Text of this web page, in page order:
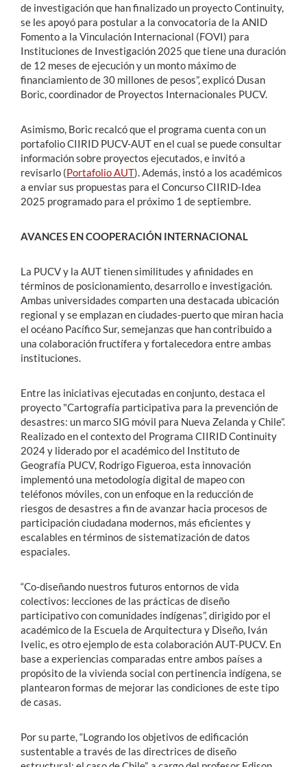
de investigación que han finalizado un proyecto Continuity,
se les apoyó para postular a la convocatoria de la ANID
Fomento a la Vinculación Internacional (FOVI) para
Instituciones de Investigación 2025 que tiene una duración
de 12 meses de ejecución y un monto máximo de
financiamiento de 30 millones de pesos”, explicó Dusan
Boric, coordinador de Proyectos Internacionales PUCV.
Asimismo, Boric recalcó que el programa cuenta con un
portafolio CIIRID PUCV-AUT en el cual se puede consultar
información sobre proyectos ejecutados, e invitó a
revisarlo (Portafolio AUT). Además, instó a los académicos
a enviar sus propuestas para el Concurso CIIRID-Idea
2025 programado para el próximo 1 de septiembre.
AVANCES EN COOPERACIÓN INTERNACIONAL
La PUCV y la AUT tienen similitudes y afinidades en
términos de posicionamiento, desarrollo e investigación.
Ambas universidades comparten una destacada ubicación
regional y se emplazan en ciudades-puerto que miran hacia
el océano Pacífico Sur, semejanzas que han contribuido a
una colaboración fructífera y fortalecedora entre ambas
instituciones.
Entre las iniciativas ejecutadas en conjunto, destaca el
proyecto "Cartografía participativa para la prevención de
desastres: un marco SIG móvil para Nueva Zelanda y Chile”.
Realizado en el contexto del Programa CIIRID Continuity
2024 y liderado por el académico del Instituto de
Geografía PUCV, Rodrigo Figueroa, esta innovación
implementó una metodología digital de mapeo con
teléfonos móviles, con un enfoque en la reducción de
riesgos de desastres a fin de avanzar hacia procesos de
participación ciudadana modernos, más eficientes y
escalables en términos de sistematización de datos
espaciales.
“Co-diseñando nuestros futuros entornos de vida
colectivos: lecciones de las prácticas de diseño
participativo con comunidades indígenas”, dirigido por el
académico de la Escuela de Arquitectura y Diseño, Iván
Ivelic, es otro ejemplo de esta colaboración AUT-PUCV. En
base a experiencias comparadas entre ambos países a
propósito de la vivienda social con pertinencia indígena, se
plantearon formas de mejorar las condiciones de este tipo
de casas.
Por su parte, “Logrando los objetivos de edificación
sustentable a través de las directrices de diseño